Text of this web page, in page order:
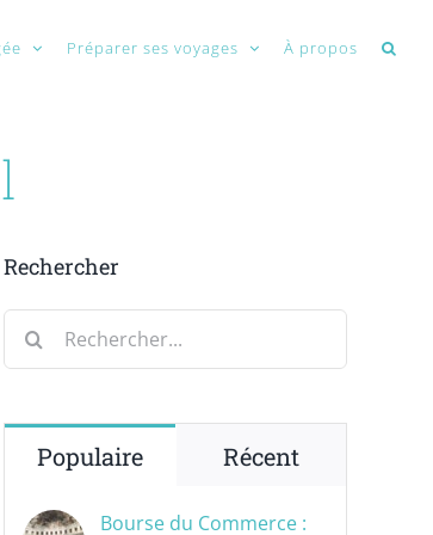
Préparer ses voyages À propos
Rechercher
Rechercher:
Populaire Récent
Bourse du Commerce :